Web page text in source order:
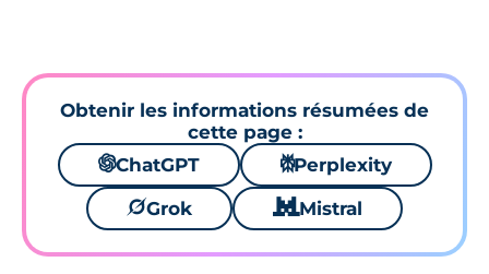
Obtenir les informations résumées de
cette page :
🌌ChatGPT ⚙Perplexity
🪐Grok 🐱 Mistral